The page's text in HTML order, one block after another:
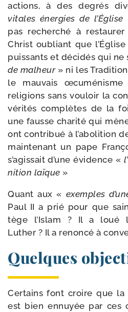
actions, à des degrés
vitales éner­gies de l’Église
pas recher­ché à
Christ oubliant que
puis­sants et déci­dés qui
de mal­heur» ni les
le mau­vais œcu­mé­nisme
reli­gions sans vou­loir la
véri­tés com­plètes de la
une fausse cha­ri­té qui
ont contri­bué à l’a­bo­li­tion
main­te­nant un pape
s’a­gis­sait d’une évi­dence «
ni­tion laïque »
Quant aux « exemples
Paul II a prié pour que
tège l’Islam ? Il a loué
Luther ? Il a renon­cé à
Quelques
Certains font croire que la
est bien ennuyée par ces